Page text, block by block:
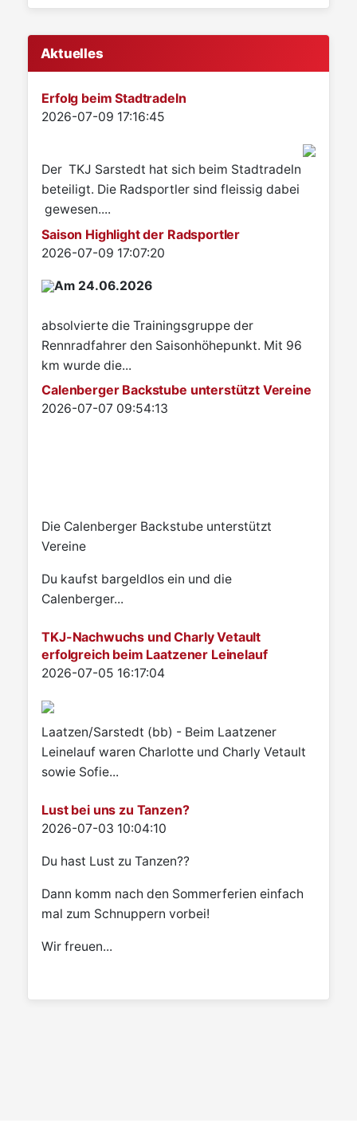
Aktuelles
Erfolg beim Stadtradeln
Details
2026-07-09 17:16:45
Der TKJ Sarstedt hat sich beim Stadtradeln
beteiligt. Die Radsportler sind fleissig dabei
gewesen....
Saison Highlight der Radsportler
Details
2026-07-09 17:07:20
Am 24.06.2026
absolvierte die Trainingsgruppe der
Rennradfahrer den Saisonhöhepunkt. Mit 96
km wurde die...
Calenberger Backstube unterstützt Vereine
Details
2026-07-07 09:54:13
Die Calenberger Backstube unterstützt
Vereine
Du kaufst bargeldlos ein und die
Calenberger...
TKJ-Nachwuchs und Charly Vetault
erfolgreich beim Laatzener Leinelauf
Details
2026-07-05 16:17:04
Laatzen/Sarstedt (bb) - Beim Laatzener
Leinelauf waren Charlotte und Charly Vetault
sowie Sofie...
Lust bei uns zu Tanzen?
Details
2026-07-03 10:04:10
Du hast Lust zu Tanzen??
Dann komm nach den Sommerferien einfach
mal zum Schnuppern vorbei!
Wir freuen...